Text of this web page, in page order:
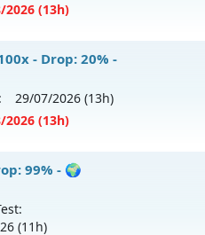
/2026 (13h)
Đường bất tận🔥
3.6vào 13h ngày 08/08/2626
- Drop: 20% -
29/07/2026 (13h)
/2026 (13h)
Xưa✨✨✨
Lục Địa Xưa✨✨✨
99% - 🌍
(11h)